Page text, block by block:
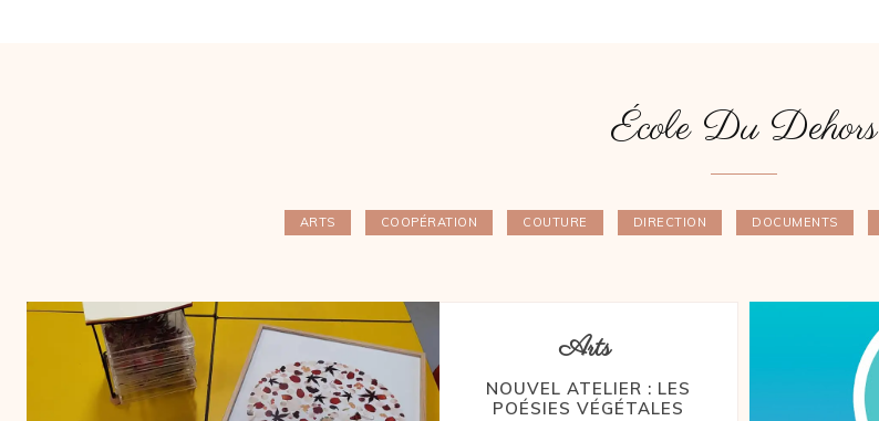
École Du Dehors
ARTS COOPÉRATION COUTURE DIRECTION DOCUMENTS
Arts
NOUVEL ATELIER : LES
POÉSIES VÉGÉTALES